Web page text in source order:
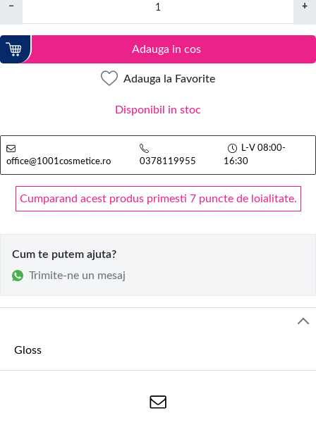
− +
Adauga in cos
Adauga la Favorite
Disponibil in stoc
office@1001cosmetice.ro 0378119955
L-V 08:00-
16:30
Cumparand acest produs primesti 7 puncte de loialitate.
Cum te putem ajuta?
Trimite-ne un mesaj
Gloss